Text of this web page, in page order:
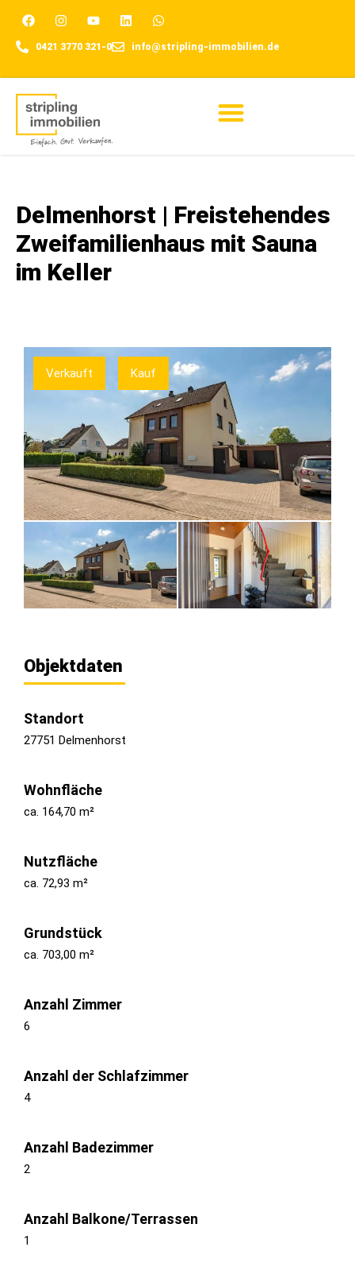
0421 3770 321-0 info@stripling-immobilien.de
Delmenhorst | Freistehendes
Zweifamilienhaus mit Sauna
im Keller
Verkauft Kauf
Objektdaten
Standort
27751 Delmenhorst
Wohnfläche
ca. 164,70 m²
Nutzfläche
ca. 72,93 m²
Grundstück
ca. 703,00 m²
Anzahl Zimmer
6
Anzahl der Schlafzimmer
4
Anzahl Badezimmer
2
Anzahl Balkone/Terrassen
1